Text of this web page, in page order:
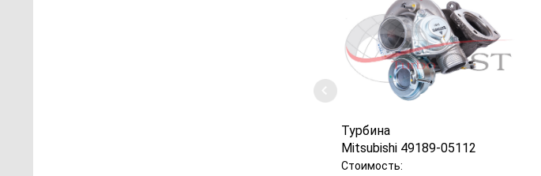
Турбина
Mitsubishi 49189-05112
Стоимость: